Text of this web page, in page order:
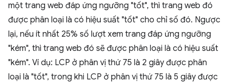
một trang web đáp ứng ngưỡng "tốt", thì trang web đó
được phân loại là có hiệu suất "tốt" cho chỉ số đó. Ngược
lại, nếu ít nhất 25% số lượt xem trang đáp ứng ngưỡng
"kém", thì trang web đó sẽ được phân loại là có hiệu suất
"kém". Ví dụ: LCP ở phân vị thứ 75 là 2 giây được phân
loại là "tốt", trong khi LCP ở phân vị thứ 75 là 5 giây được